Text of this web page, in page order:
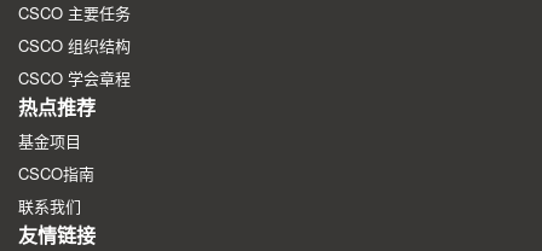
CSCO 主要任务
CSCO 组织结构
CSCO 学会章程
热点推荐
基金项目
CSCO指南
联系我们
友情链接